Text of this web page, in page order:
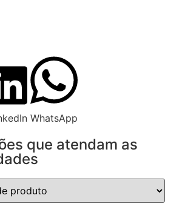
WhatsApp
que atendam as